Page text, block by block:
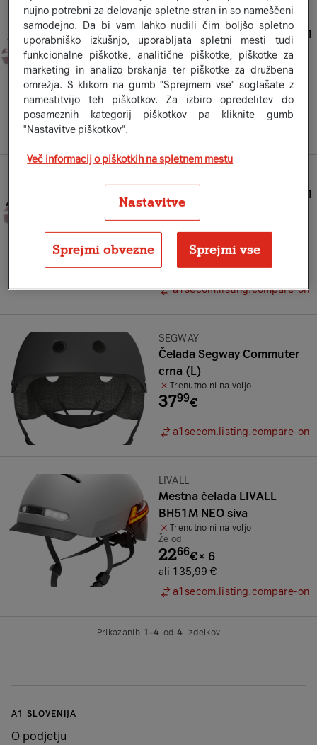
Znamka:
LIVALL
Pametna čelada Livall EVO21
vijolična
Na zalogi
Že od
2074€×12
ali 248,99 €
Pametna čelada Livall EVO21
vijolična
08€×12
ali 168,99 €
a1secom.listing.compare-on
Znamka:
SEGWAY
Čelada Segway Commuter
crna (L)
Trenutno ni na voljo
3799€
a1secom.listing.compare-on
Znamka:
LIVALL
Mestna čelada LIVALL
BH51M NEO siva
Trenutno ni na voljo
Že od
2266€× 6
ali 135,99 €
a1secom.listing.compare-on
Prikazanih 1–4 od 4 izdelkov
A1 SLOVENIJA
O podjetju
nujno potrebni za delovanje spletne stran in so nameščeni
samodejno. Da bi vam lahko nudili čim boljšo spletno
uporabniško izkušnjo, uporabljata spletni mesti tudi
funkcionalne piškotke, analitične piškotke, piškotke za
marketing in analizo brskanja ter piškotke za družbena
omrežja. S klikom na gumb "Sprejmem vse" soglašate z
namestitvijo teh piškotkov. Za izbiro opredelitev do
posameznih kategorij piškotkov pa kliknite gumb
"Nastavitve piškotkov".
Več informacij o piškotkih na spletnem mestu
Nastavitve
Sprejmi obvezne Sprejmi vse